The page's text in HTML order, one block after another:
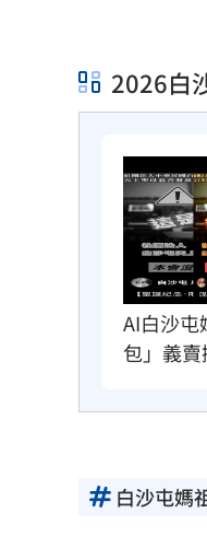
2026白
AI白沙屯
包」義
白沙屯媽